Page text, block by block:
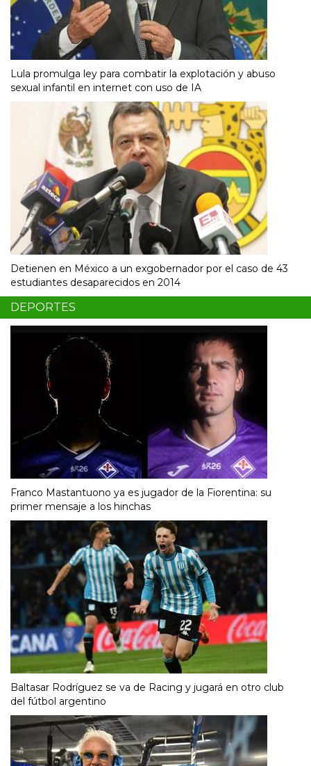
Lula promulga ley para combatir la explotación y abuso
sexual infantil en internet con uso de IA
Detienen en México a un exgobernador por el caso de 43
estudiantes desaparecidos en 2014
DEPORTES
Franco Mastantuono ya es jugador de la Fiorentina: su
primer mensaje a los hinchas
Baltasar Rodríguez se va de Racing y jugará en otro club
del fútbol argentino